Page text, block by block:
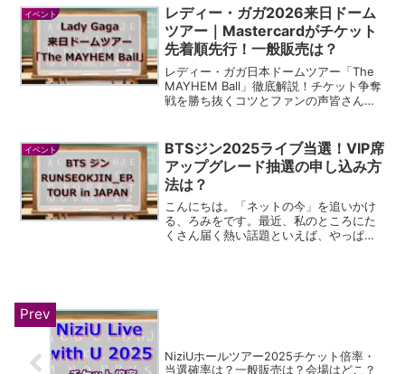
でしょうか。私も、申し込んでいたライ
ブの当落発表の日が来...
イベント
レディー・ガガ2026来日ドーム
ツアー｜Mastercardがチケット
先着順先行！一般販売は？
レディー・ガガ日本ドームツアー「The
MAYHEM Ball」徹底解説！チケット争奪
戦を勝ち抜くコツとファンの声皆さん、
てくれることが発表されました。しかも
今回は、...
イベント
BTSジン2025ライブ当選！VIP席
アップグレード抽選の申し込み方
法は？
こんにちは。「ネットの今」を追いかけ
る、ろみをです。最近、私のところにた
くさん届く熱い話題といえば、やっぱり
NiziUホールツアー2025チケット倍率・
当選確率は？一般販売は？会場はどこ？